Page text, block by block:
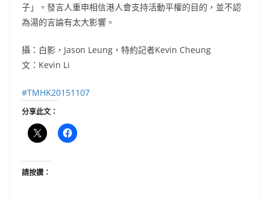
子」。發言人重申相信港人會支持活動平權的目的，並不認
為湯的言論有太大影響。
攝：白影，Jason Leung，特約記者Kevin Cheung
文：Kevin Li
‪#‎TMHK20151107‬
分享此文：
請按讚：